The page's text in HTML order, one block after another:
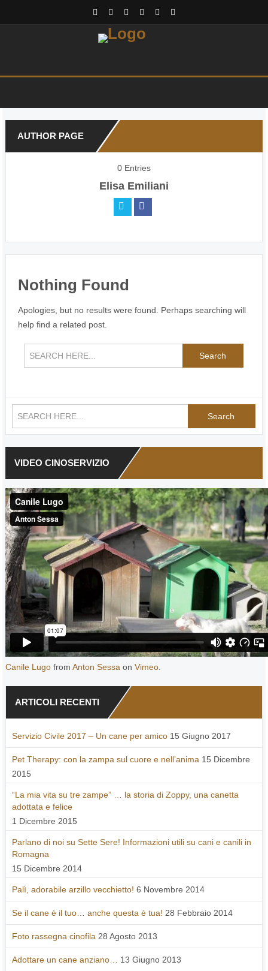
AUTHOR PAGE
0 Entries
Elisa Emiliani
Nothing Found
Apologies, but no results were found. Perhaps searching will
help find a related post.
Search
Search
VIDEO CINOSERVIZIO
Canile Lugofrom Anton Sessa on Vimeo.
ARTICOLI RECENTI
Servizio Civile 2017 – Un cane per amico 15 Giugno 2017
Pet Therapy: con la zampa sul cuore e nell’anima 15 Dicembre
2015
“La mia vita su tre zampe” … la storia di Zoppy, una canetta
adottata e felice
1 Dicembre 2015
Parlano di noi su Sette Sere! Informazioni utili su cani e canili in
Romagna
15 Dicembre 2014
Palì, adorabile arzillo vecchietto! 6 Novembre 2014
Se il cane è il tuo… anche questa è tua! 28 Febbraio 2014
Foto rassegna cinofila 28 Agosto 2013
Adottare un cane anziano… 13 Giugno 2013